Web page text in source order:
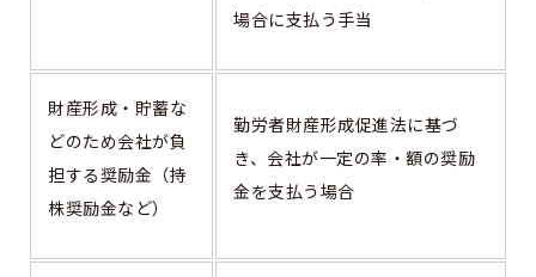
場合に支払う手当
財産形成・貯蓄な
どのため会社が負
担する奨励金（持
株奨励金など）
勤労者財産形成促進法に基づ
き、会社が一定の率・額の奨励
金を支払う場合